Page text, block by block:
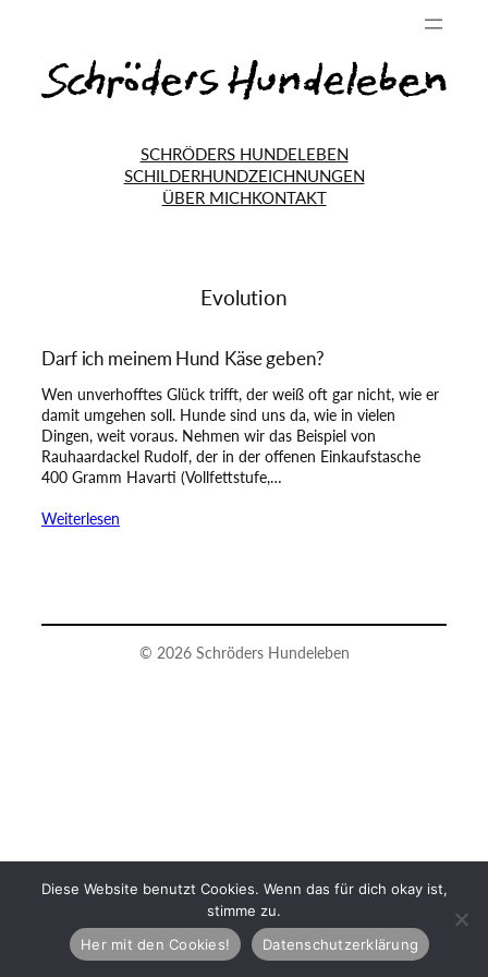
SCHRÖDERS HUNDELEBEN
SCHILDERHUNDZEICHNUNGEN
ÜBER MICHKONTAKT
Evolution
Darf ich meinem Hund Käse geben?
Wen unverhofftes Glück trifft, der weiß oft gar nicht, wie er
damit umgehen soll. Hunde sind uns da, wie in vielen
Dingen, weit voraus. Nehmen wir das Beispiel von
Rauhaardackel Rudolf, der in der offenen Einkaufstasche
400 Gramm Havarti (Vollfettstufe,…
Weiterlesen
© 2026 Schröders Hundeleben
Diese Website benutzt Cookies. Wenn das für dich okay ist,
stimme zu.
Her mit den Cookies!
Datenschutzerklärung